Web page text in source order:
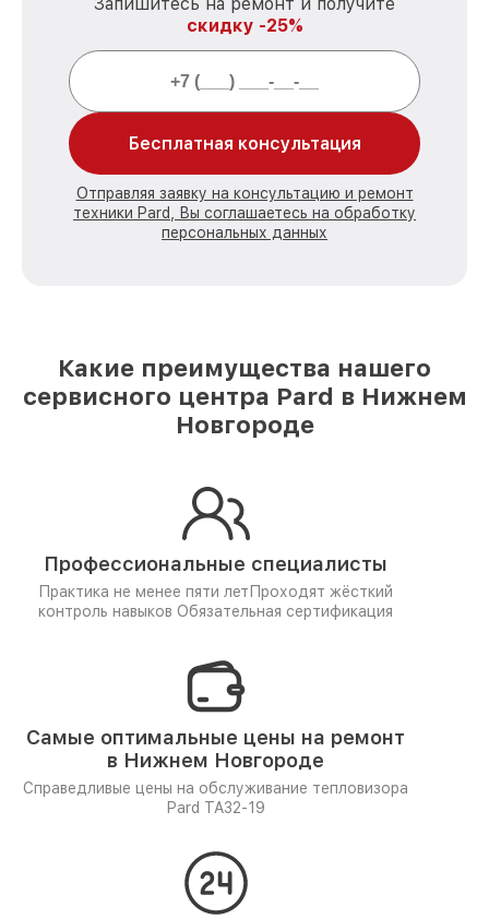
скидку -25%
Бесплатная консультация
Отправляя заявку на консультацию и ремонт
техники Pard, Вы соглашаетесь на обработку
персональных данных
Какие преимущества нашего
сервисного центра Pard в Нижнем
Новгороде
Профессиональные специалисты
Практика не менее пяти лет Проходят жёсткий
контроль навыков Обязательная сертификация
Самые оптимальные цены на ремонт
в Нижнем Новгороде
Справедливые цены на обслуживание тепловизора
Pard TA32-19